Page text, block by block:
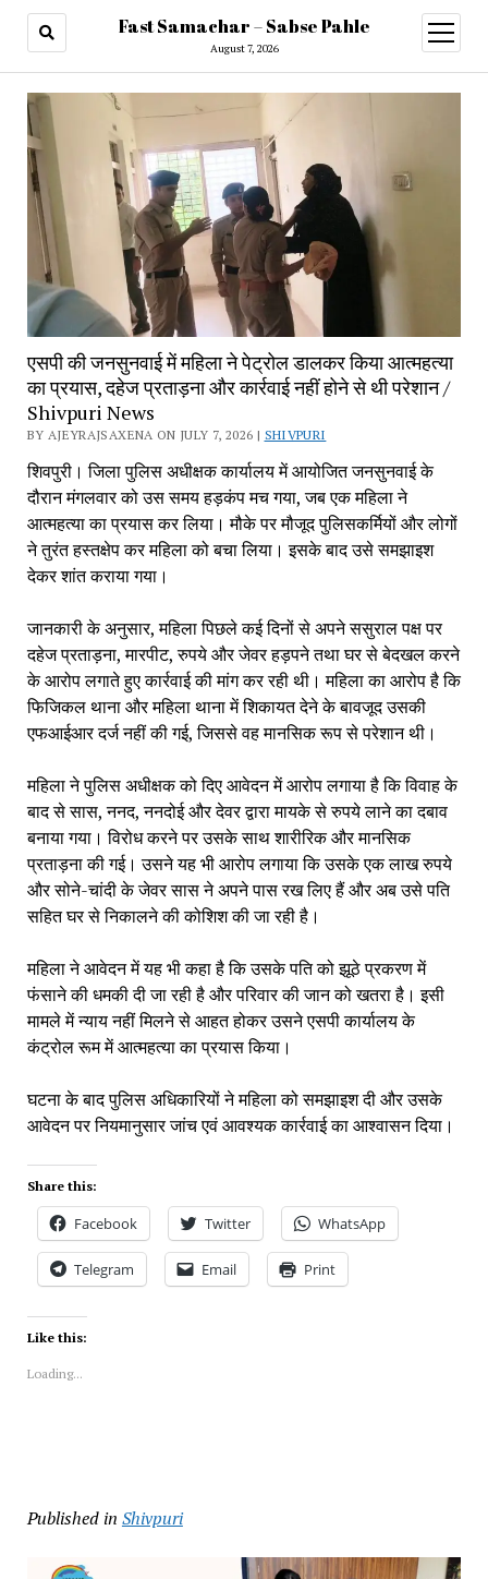
Fast Samachar – Sabse Pahle
August 7, 2026
open
menu
एसपी की जनसुनवाई में महिला ने पेट्रोल डालकर किया आत्महत्या
का प्रयास, दहेज प्रताड़ना और कार्रवाई नहीं होने से थी परेशान /
Shivpuri News
BY AJEYRAJSAXENA ON JULY 7, 2026 | SHIVPURI
शिवपुरी। जिला पुलिस अधीक्षक कार्यालय में आयोजित जनसुनवाई के
दौरान मंगलवार को उस समय हड़कंप मच गया, जब एक महिला ने
आत्महत्या का प्रयास कर लिया। मौके पर मौजूद पुलिसकर्मियों और लोगों
ने तुरंत हस्तक्षेप कर महिला को बचा लिया। इसके बाद उसे समझाइश
देकर शांत कराया गया।
जानकारी के अनुसार, महिला पिछले कई दिनों से अपने ससुराल पक्ष पर
दहेज प्रताड़ना, मारपीट, रुपये और जेवर हड़पने तथा घर से बेदखल करने
के आरोप लगाते हुए कार्रवाई की मांग कर रही थी। महिला का आरोप है कि
फिजिकल थाना और महिला थाना में शिकायत देने के बावजूद उसकी
एफआईआर दर्ज नहीं की गई, जिससे वह मानसिक रूप से परेशान थी।
महिला ने पुलिस अधीक्षक को दिए आवेदन में आरोप लगाया है कि विवाह के
बाद से सास, ननद, ननदोई और देवर द्वारा मायके से रुपये लाने का दबाव
बनाया गया। विरोध करने पर उसके साथ शारीरिक और मानसिक
प्रताड़ना की गई। उसने यह भी आरोप लगाया कि उसके एक लाख रुपये
और सोने-चांदी के जेवर सास ने अपने पास रख लिए हैं और अब उसे पति
सहित घर से निकालने की कोशिश की जा रही है।
महिला ने आवेदन में यह भी कहा है कि उसके पति को झूठे प्रकरण में
फंसाने की धमकी दी जा रही है और परिवार की जान को खतरा है। इसी
मामले में न्याय नहीं मिलने से आहत होकर उसने एसपी कार्यालय के
कंट्रोल रूम में आत्महत्या का प्रयास किया।
घटना के बाद पुलिस अधिकारियों ने महिला को समझाइश दी और उसके
आवेदन पर नियमानुसार जांच एवं आवश्यक कार्रवाई का आश्वासन दिया।
Share this:
Facebook Twitter WhatsApp
Telegram Email Print
Like this:
Loading...
Published in Shivpuri